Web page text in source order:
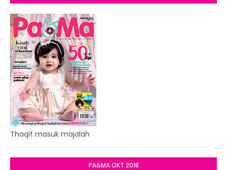
Thaqif masuk majalah
PA&MA OKT 2018